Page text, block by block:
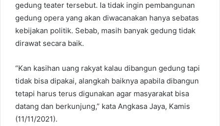
gedung teater tersebut. Ia tidak ingin pembangunan
gedung opera yang akan diwacanakan hanya sebatas
kebijakan politik. Sebab, masih banyak gedung tidak
dirawat secara baik.
“Kan kasihan uang rakyat kalau dibangun gedung tapi
tidak bisa dipakai, alangkah baiknya apabila dibangun
tetapi harus terus digunakan agar masyarakat bisa
datang dan berkunjung,” kata Angkasa Jaya, Kamis
(11/11/2021).